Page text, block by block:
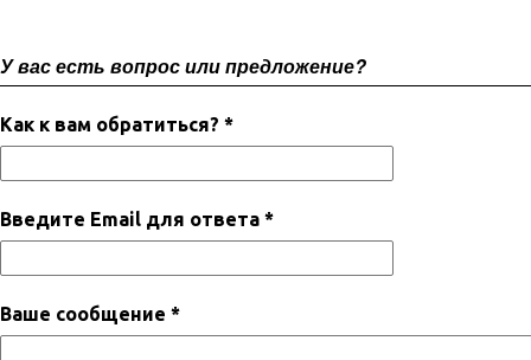
У вас есть вопрос или предложение?
Как к вам обратиться? *
Введите Email для ответа *
Ваше сообщение *